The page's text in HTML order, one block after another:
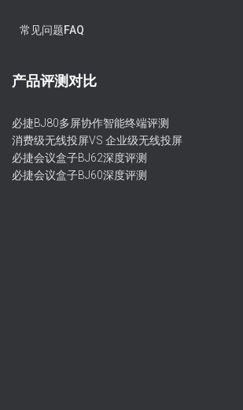
常见问题FAQ
产品评测对比
必捷BJ80多屏协作智能终端评测
消费级无线投屏VS 企业级无线投屏
必捷会议盒子BJ62深度评测
必捷会议盒子BJ60深度评测